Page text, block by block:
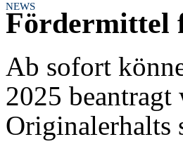
NEWS
Fördermittel
Ab sofort
2025 beantragt
Originalerhalts